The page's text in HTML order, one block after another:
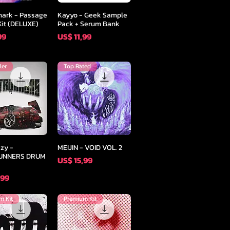
overzicht
- Passage
(DELUXE)
Snel overzicht
Kayyo - Geek Sample
Pack + Serum Bank
Prijs
US$ 11,99
-
DRUM
Snel overzicht
Top Rated
MEIJIN - VOID VOL. 2
Prijs
US$ 15,99
Kit Premium Kit